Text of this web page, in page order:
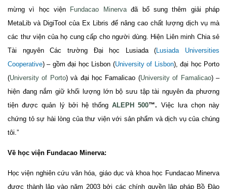
mừng vì học viện
Fundacao Minervađã bổ sung thêm giải pháp
MetaLib và DigiTool của Ex Libris để nâng cao chất lượng dịch vụ mà
các thư viện của họ cung cấp cho người dùng. Hiện Liên minh Chia sẻ
Tài nguyên Các trường Đại học Lusiada ( Lusiada Universities
Cooperative) – gồm đại học Lisbon (University of Lisbon), đại học Porto
(University of Porto) và đại học Famalicao (University of Famalicao) –
hiện đang nắm giữ khối lượng lớn bộ sưu tập tài nguyên đa phương
tiện được quản lý bởi hệ thốngALEPH 500™. Việc lưa chọn này
chứng tỏ sự hài lòng của thư viện với sản phẩm và dịch vụ của chúng
tôi.”
Về học viện Fundacao Minerva:
Học viện nghiên cứu văn hóa, giáo dục và khoa học Fundacao Minerva
được thành lập vào năm 2003 bởi các chính quyền lập pháp Bồ Đào